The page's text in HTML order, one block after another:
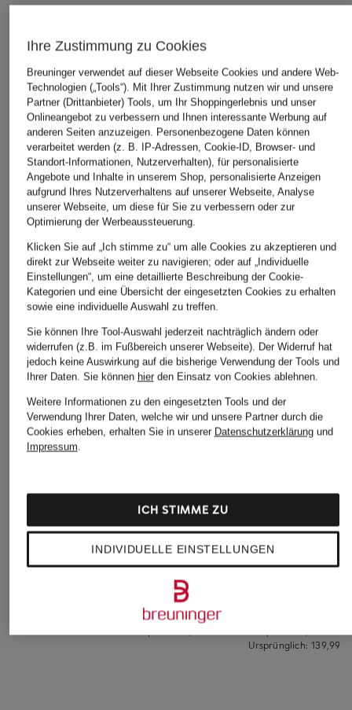
ÄHNLICHE ARTIKEL ENTDECKEN
COCCINELLE
+Aktionsrabatt
LIEBESKIND
Geldbörse GIGI
79,99 €
+Aktionsrabatt
abro
Ursprünglich:139,99 €
Ihre Zustimmung zu Cookies
Breuninger verwendet auf dieser Webseite Cookies und andere Web-
Technologien („Tools“). Mit Ihrer Zustimmung nutzen wir und unsere
Partner (Drittanbieter) Tools, um Ihr Shoppingerlebnis und unser
Onlineangebot zu verbessern und Ihnen interessante Werbung auf
anderen Seiten anzuzeigen. Personenbezogene Daten können
verarbeitet werden (z. B. IP-Adressen, Cookie-ID, Browser- und
Standort-Informationen, Nutzerverhalten), für personalisierte
Angebote und Inhalte in unserem Shop, personalisierte Anzeigen
aufgrund Ihres Nutzerverhaltens auf unserer Webseite, Analyse
unserer Webseite, um diese für Sie zu verbessern oder zur
Optimierung der Werbeaussteuerung.
Klicken Sie auf „Ich stimme zu“ um alle Cookies zu akzeptieren und
direkt zur Webseite weiter zu navigieren; oder auf „Individuelle
Einstellungen“, um eine detaillierte Beschreibung der Cookie-
Kategorien und eine Übersicht der eingesetzten Cookies zu erhalten
sowie eine individuelle Auswahl zu treffen.
Sie können Ihre Tool-Auswahl jederzeit nachträglich ändern oder
widerrufen (z.B. im Fußbereich unserer Webseite). Der Widerruf hat
jedoch keine Auswirkung auf die bisherige Verwendung der Tools und
Ihrer Daten. Sie können hierden Einsatz von Cookies ablehnen.
Weitere Informationen zu den eingesetzten Tools und der
Verwendung Ihrer Daten, welche wir und unsere Partner durch die
Cookies erheben, erhalten Sie in unserer Datenschutzerklärungund
Impressum.
INDIVIDUELLE EINSTELLUNGEN
ICH STIMME ZU